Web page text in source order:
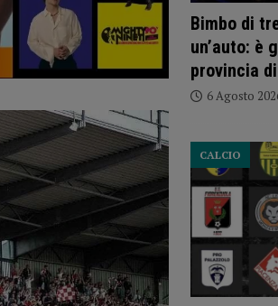
Bimbo di
un’auto: è
provincia
6 Agosto
CALCIO